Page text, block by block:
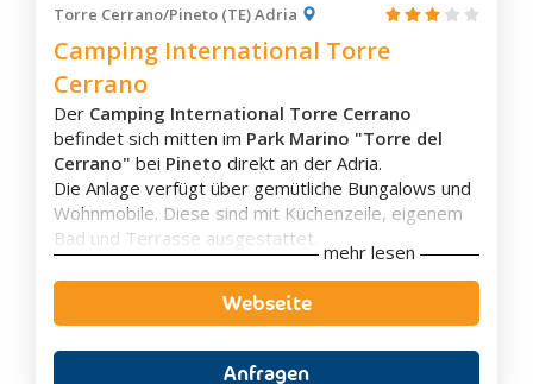
Pescara
Pescasseroli
Pescocostanzo
Pietracamela
Pineto
Popoli
Prata D'Ansidonia
Rivisondoli
Rocca Di Cambio
Roccaraso
Torre Cerrano/Pineto (TE) Adria
Camping International Torre
Cerrano
Der Camping International Torre Cerrano
befindet sich mitten im Park Marino "Torre del
Cerrano" bei Pineto direkt an der Adria.
Die Anlage verfügt über gemütliche Bungalows und
Wohnmobile. Diese sind mit Küchenzeile, eigenem
Bad und Terrasse ausgestattet.
Die Anlage bietet eineBarund einRestaurantmit
Veranda, in denen man die typischen lokalen
Gerichte und nationale Küche genießen kann.
mit der
blauen Flagge der FEE
mehr lesen
Webseite
Anfragen